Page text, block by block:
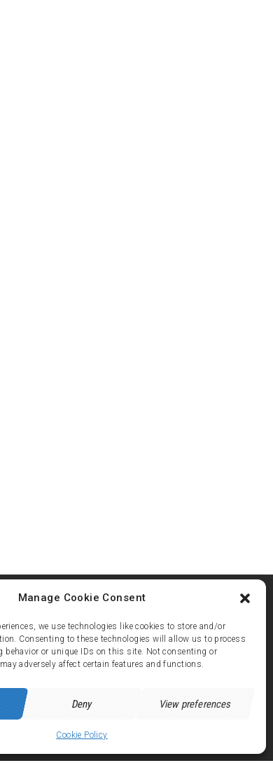
Manage Cookie Consent
we use technologies like cookies to store and/or
Consenting to these technologies will allow us to process
behavior or unique IDs on this site. Not consenting or
adversely affect certain features and functions.
Deny View preferences
Cookie Policy
- 38750 ALPE d'HUEZ